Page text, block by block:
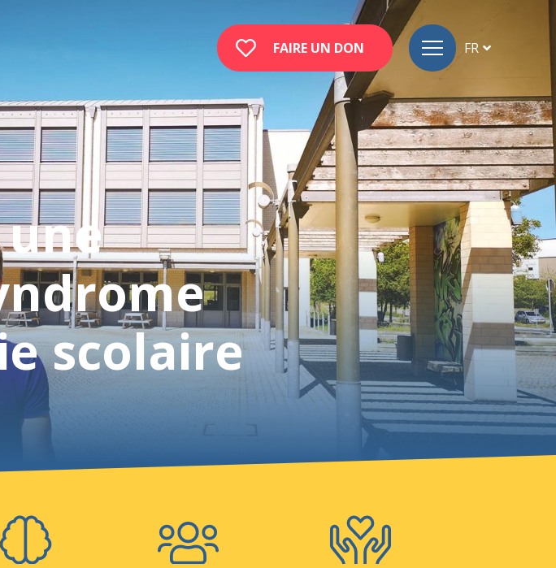
FAIRE UN DON FR
EN
nousscolaire